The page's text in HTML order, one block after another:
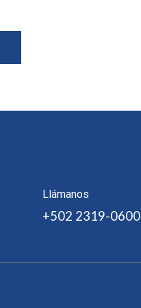
Llámanos
+502 2319-0600